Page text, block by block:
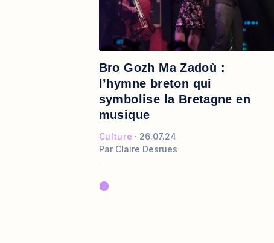
Bro Gozh Ma Zadoù :
l’hymne breton qui
symbolise la Bretagne en
musique
Culture
26.07.24
Par Claire Desrues